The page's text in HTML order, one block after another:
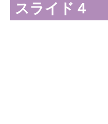
スライド４